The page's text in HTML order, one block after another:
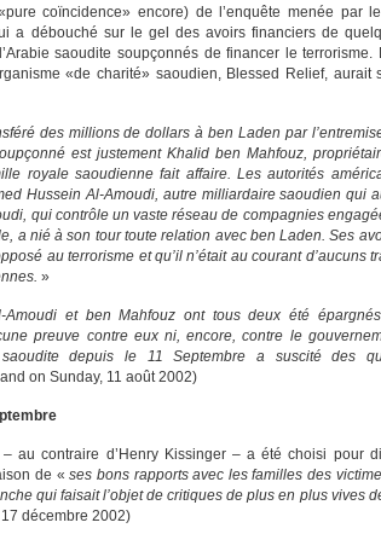
coïncidence» encore) de l’enquête menée par
a débouché sur le gel des avoirs financiers de
saoudite soupçonnés de financer le terrorisme.
«de charité» saoudien, Blessed Relief, aurait
des millions de dollars à ben Laden par
est justement Khalid ben Mahfouz,
royale saoudienne fait affaire. Les autorités
Hussein Al-Amoudi, autre milliardaire saoudien qui
qui contrôle un vaste réseau de compagnies
a nié à son tour toute relation avec ben Laden. Ses
au terrorisme et qu’il n’était au courant d’aucuns
»
Amoudi et ben Mahfouz ont tous deux été
preuve contre eux ni, encore, contre le
depuis le 11 Septembre a suscité des
on Sunday, 11 août 2002)
au contraire d’Henry Kissinger – a été choisi pour
de «ses bons rapports avec les familles des
qui faisait l’objet de critiques de plus en plus vives
décembre 2002)